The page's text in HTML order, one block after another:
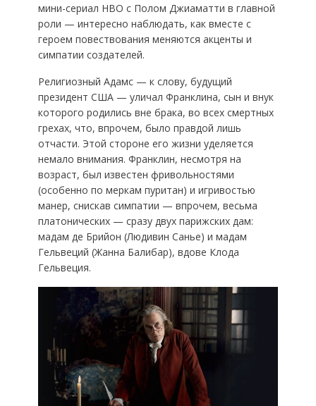
мини-сериал HBO с Полом Джиаматти в главной
роли — интересно наблюдать, как вместе с
героем повествования меняются акценты и
симпатии создателей.
Религиозный Адамс — к слову, будущий
президент США — уличал Франклина, сын и внук
которого родились вне брака, во всех смертных
грехах, что, впрочем, было правдой лишь
отчасти. Этой стороне его жизни уделяется
немало внимания. Франклин, несмотря на
возраст, был известен фривольностями
(особенно по меркам пуритан) и игривостью
манер, снискав симпатии — впрочем, весьма
платонических — сразу двух парижских дам:
мадам де Брийон (Людивин Санье) и мадам
Гельвеций (Жанна Балибар), вдове Клода
Гельвеция.